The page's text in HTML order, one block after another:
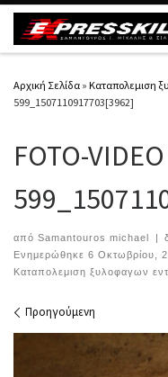
Μετάβαση στο περιεχόμενο
Αρχική Σελίδα » Καταπολεμιση
599_1507110917703[3962]
FOTO-
από Samantouros michael |
Ενημερώθηκε 6 Οκτωβρίου,
Καταπολεμιση ξυλοφαγων
Περιήγηση
Προηγούμενη